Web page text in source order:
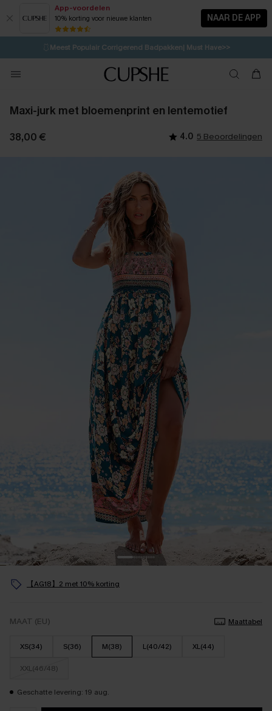
App-voordelen
10% korting voor nieuwe klanten NAAR DE APP
⚡️LAATSTE KANS | Tot 50% korting>>
🩱Meest Populair Corrigerend Badpakken| Must Have>>
💌Abonneer je & ontvang tot 15% korting>>
Koop 3, krijg 15% korting | CODE: SW15
Maxi-jurk met bloemenprint en lentemotief
38,00 € 4.0 5 Beoordelingen
【AG18】2 met 10% korting
MAAT (EU) Maattabel
XS(34) S(36) M(38) L(40/42) XL(44)
XXL(46/48)
Geschatte levering: 19 aug.